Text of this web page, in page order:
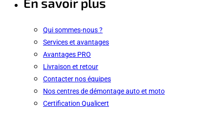
Qui sommes-nous ?
Services et avantages
Avantages PRO
Livraison et retour
Contacter nos équipes
Nos centres de démontage auto et moto
Certification Qualicert